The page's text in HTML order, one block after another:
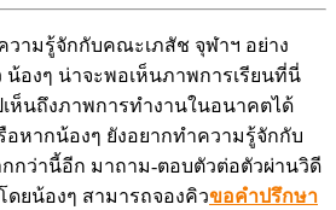
วามรู้จักกับคณะเภสัช จุฬาฯ อย่าง
องๆ น่าจะพอเห็นภาพการเรียนที่นี่
ห็นถึงภาพการทำงานในอนาคตได้
หากน้องๆ ยังอยากทำความรู้จักกับ
กว่านี้อีก มาถาม-ตอบตัวต่อตัวผ่านวิดี
ยน้องๆ สามารถจองคิวขอคำปรึกษา